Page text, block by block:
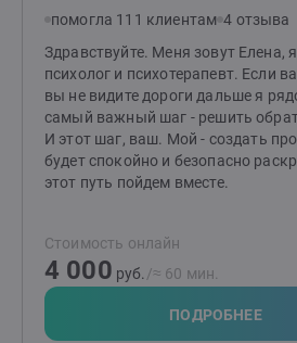
помогла 111 клиентам 4 отзыва
Здравствуйте. Меня зовут Елена,
психолог и психотерапевт. Если
вы не видите дороги дальше я
самый важный шаг - решить
И этот шаг, ваш. Мой - создать
будет спокойно и безопасно
этот путь пойдем вместе.
Стоимость онлайн
4 000 руб. /≈ 60 мин.
ПОДРОБНЕЕ